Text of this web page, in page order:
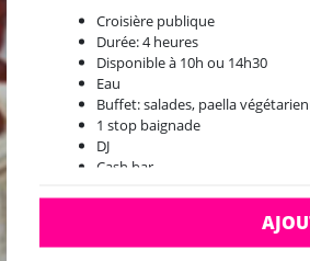
Croisière publique
Durée: 4 heures
Disponible à 10h ou 14h30
Eau
Buffet: salades, paella
1 stop baignade
DJ
Cash bar
Photos